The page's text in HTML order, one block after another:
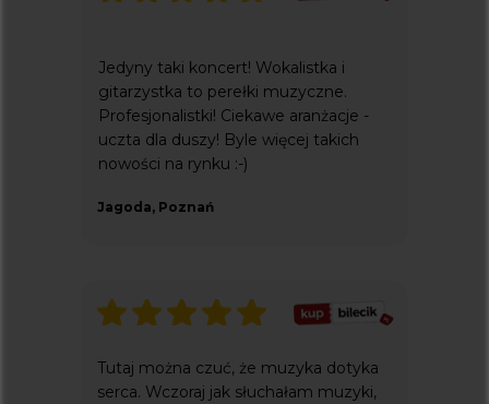
Jedyny taki koncert! Wokalistka i
gitarzystka to perełki muzyczne.
Profesjonalistki! Ciekawe aranżacje -
uczta dla duszy! Byle więcej takich
nowości na rynku :-)
Jagoda, Poznań
Tutaj można czuć, że muzyka dotyka
serca. Wczoraj jak słuchałam muzyki,